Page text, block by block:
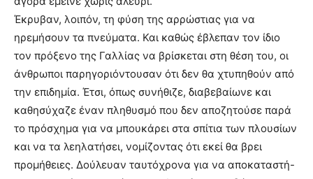
Έκρυβαν, λοιπόν, τη φύση της αρρώστιας για να
ηρεμήσουν τα πνεύματα. Και καθώς έβλεπαν τον ίδιο
τον πρόξενο της Γαλλίας να βρίσκεται στη θέση του, οι
άνθρωποι παρηγοριόντουσαν ότι δεν θα χτυπηθούν από
την επιδημία. Έτσι, όπως συνήθιζε, διαβεβαίωνε και
καθησύχαζε έναν πληθυσμό που δεν αποζητούσε παρά
το πρόσχημα για να μπουκάρει στα σπίτια των πλουσίων
και να τα λεηλατήσει, νομίζοντας ότι εκεί θα βρει
προμήθειες. Δούλευαν ταυτόχρονα για να αποκαταστή-